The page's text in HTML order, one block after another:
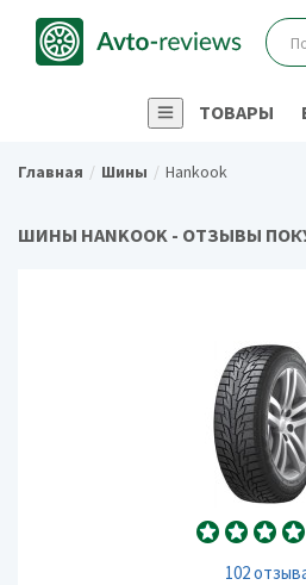
ТОВАРЫ
Главная Шины Hankook
ШИНЫ HANKOOK - ОТЗЫВЫ
102